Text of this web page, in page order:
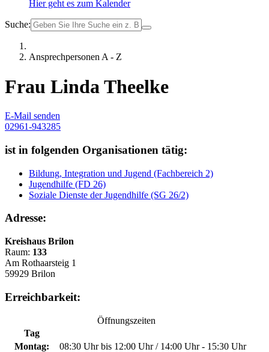
Hier geht es zum Kalender
Suche:
Ansprechpersonen A - Z
Frau Linda Theelke
E-Mail senden
02961-943285
ist in folgenden Organisationen tätig:
Bildung, Integration und Jugend (Fachbereich 2)
Jugendhilfe (FD 26)
Soziale Dienste der Jugendhilfe (SG 26/2)
Adresse:
Kreishaus Brilon
Raum: 133
Am Rothaarsteig 1
59929 Brilon
Erreichbarkeit:
Öffnungszeiten
Tag
Montag:
08:30 Uhr bis 12:00 Uhr / 14:00 Uhr - 15:30 Uhr